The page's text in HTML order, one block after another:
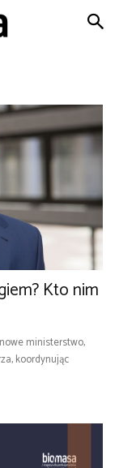
Kto nim
ministerstwo,
koordynując